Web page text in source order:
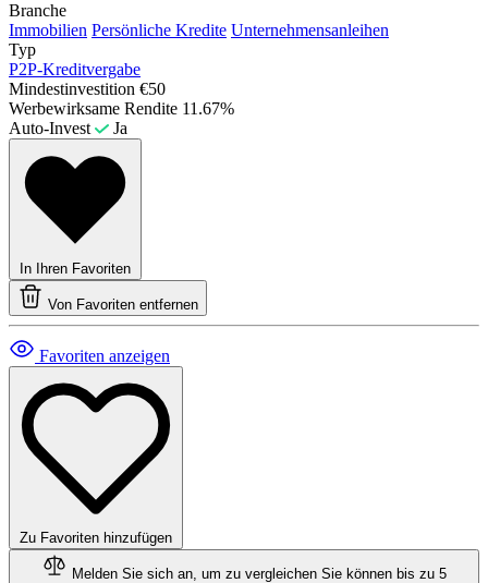
Branche
Immobilien Persönliche Kredite Unternehmensanleihen
Typ
P2P-Kreditvergabe
Mindestinvestition €50
Werbewirksame Rendite 11.67%
Auto-Invest
Ja
In Ihren Favoriten
Von Favoriten entfernen
Favoriten anzeigen
Zu Favoriten hinzufügen
Melden Sie sich an, um zu vergleichen Sie können bis zu 5